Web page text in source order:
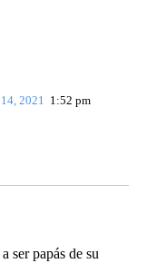
2021 1:52 pm
papás de su